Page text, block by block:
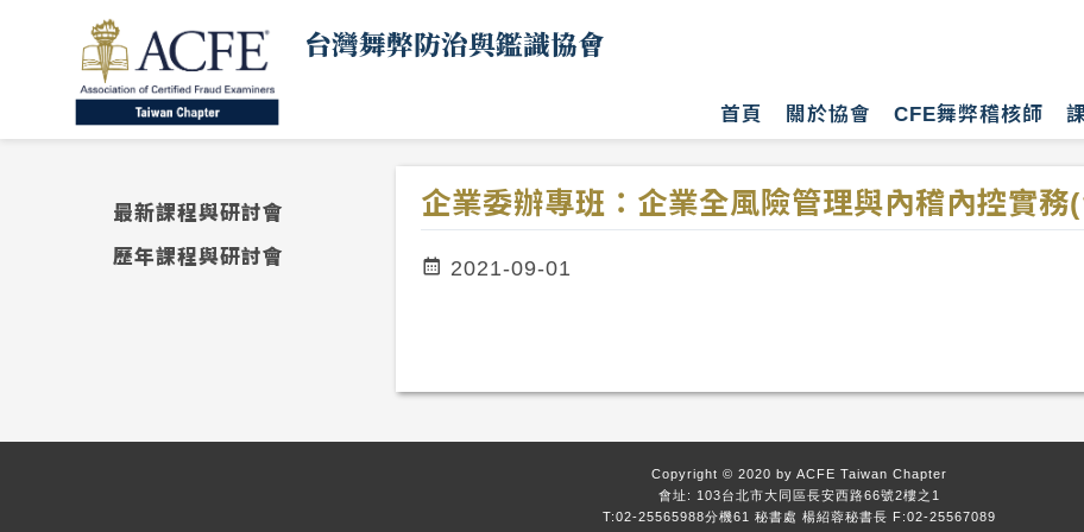
台灣舞弊防治與鑑識協會
首頁 關於協會 CFE舞弊稽核師
最新課程與研討會
歷年課程與研討會
企業委辦專班：企業全風險管理與內稽內控實務
2021-09-01
Copyright © 2020 by ACFE Taiwan Chapter
會址: 103台北市大同區長安西路66號2樓之1
T:02-25565988分機61 秘書處 楊紹蓉秘書長 F:02-25567089